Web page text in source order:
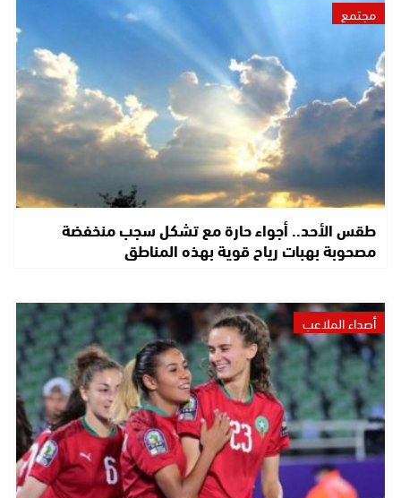
مجتمع
طقس الأحد.. أجواء حارة مع تشكل سجب منخفضة
مصحوبة بهبات رياح قوية بهذه المناطق
أصداء الملاعب